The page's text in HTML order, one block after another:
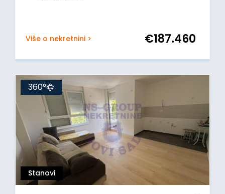
Više o nekretnini > €187.460
Stanovi
360°